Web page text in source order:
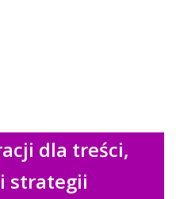
dla treści,
strategii